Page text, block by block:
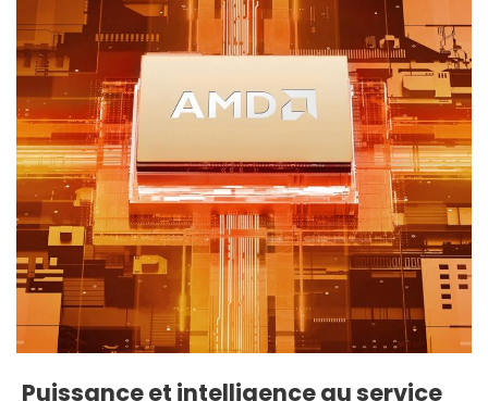
Puissance et intelligence au service